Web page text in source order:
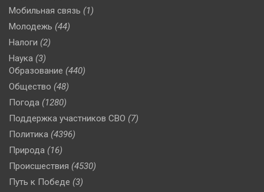
Мобильная связь (1)
Молодежь (44)
Налоги (2)
Наука (3)
Образование (440)
Общество (48)
Погода (1280)
Поддержка участников СВО (7)
Политика (4396)
Природа (16)
Происшествия (4530)
Путь к Победе (3)